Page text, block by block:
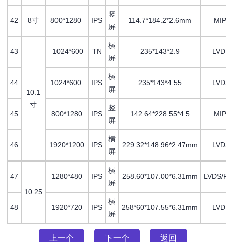
42 8寸 800*1280 IPS
竖
屏
114.7*184.2*2.6mm
43
10.1
寸
1024*600 TN
横
屏
235*143*2.9
44 1024*600 IPS
横
屏
235*143*4.55
45 800*1280 IPS
竖
屏
142.64*228.55*4.5
46 1920*1200 IPS
横
屏
229.32*148.96*2.47mm
47
10.25
1280*480 IPS
横
屏
258.60*107.00*6.31mm LVDS/
48 1920*720 IPS
横
屏
258*60*107.55*6.31mm
上一个 下一个 返回